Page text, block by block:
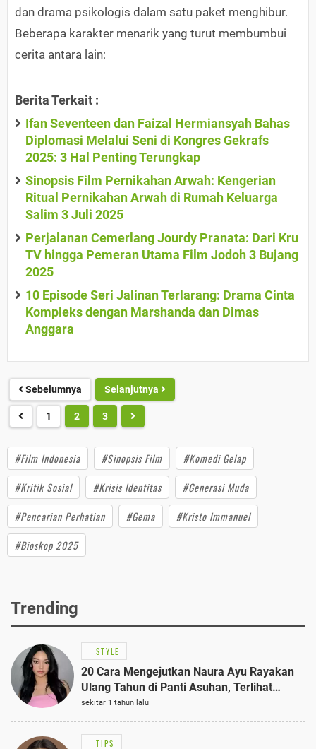
dan drama psikologis dalam satu paket menghibur.
Beberapa karakter menarik yang turut membumbui
cerita antara lain:
Berita Terkait :
Ifan Seventeen dan Faizal Hermiansyah Bahas
Diplomasi Melalui Seni di Kongres Gekrafs
2025: 3 Hal Penting Terungkap
Sinopsis Film Pernikahan Arwah: Kengerian
Ritual Pernikahan Arwah di Rumah Keluarga
Salim 3 Juli 2025
Perjalanan Cemerlang Jourdy Pranata: Dari Kru
TV hingga Pemeran Utama Film Jodoh 3 Bujang
2025
10 Episode Seri Jalinan Terlarang: Drama Cinta
Kompleks dengan Marshanda dan Dimas
Anggara
Sebelumnya Selanjutnya
1 2 3
#Film Indonesia #Sinopsis Film
#Komedi Gelap
#Kritik Sosial
#Krisis Identitas
#Generasi Muda
#Pencarian Perhatian
#Gema
#Kristo Immanuel
#Bioskop 2025
Trending
STYLE
20 Cara Mengejutkan Naura Ayu Rayakan
Ulang Tahun di Panti Asuhan, Terlihat
Anggun dengan Kaftan Cokelat
sekitar 1 tahun lalu
TIPS